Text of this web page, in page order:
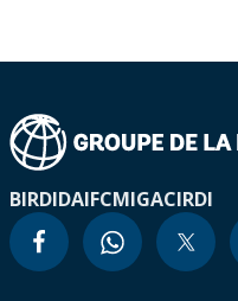
BIRDIDAIFCMIGACIRDI